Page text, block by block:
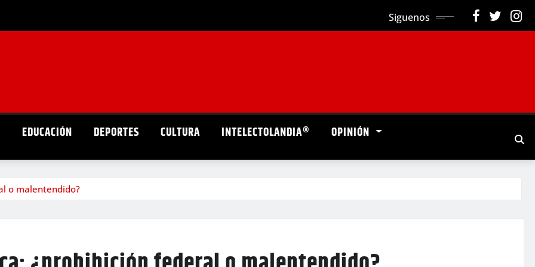
Siguenos
EDUCACIÓN DEPORTES CULTURA INTELECTOLANDIA® OPINIÓN
o malentendido?